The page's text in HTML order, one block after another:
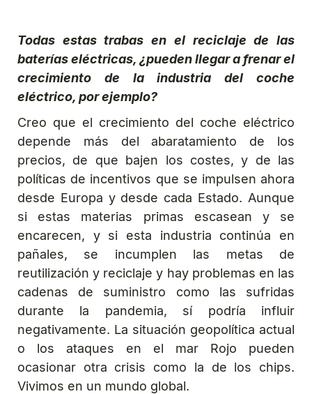
Todas estas trabas en el reciclaje de las
baterías eléctricas, ¿pueden llegar a frenar el
crecimiento de la industria del coche
eléctrico, por ejemplo?
Creo que el crecimiento del coche eléctrico
depende más del abaratamiento de los
precios, de que bajen los costes, y de las
políticas de incentivos que se impulsen ahora
desde Europa y desde cada Estado. Aunque
si estas materias primas escasean y se
encarecen, y si esta industria continúa en
pañales, se incumplen las metas de
reutilización y reciclaje y hay problemas en las
cadenas de suministro como las sufridas
durante la pandemia, sí podría influir
negativamente. La situación geopolítica actual
o los ataques en el mar Rojo pueden
ocasionar otra crisis como la de los chips.
Vivimos en un mundo global.